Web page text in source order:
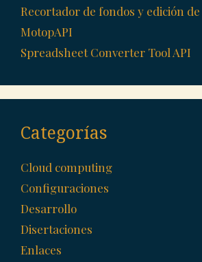
Recortador de fondos y edición
MotopAPI
Spreadsheet Converter Tool API
Categorías
Cloud computing
Configuraciones
Desarrollo
Disertaciones
Enlaces